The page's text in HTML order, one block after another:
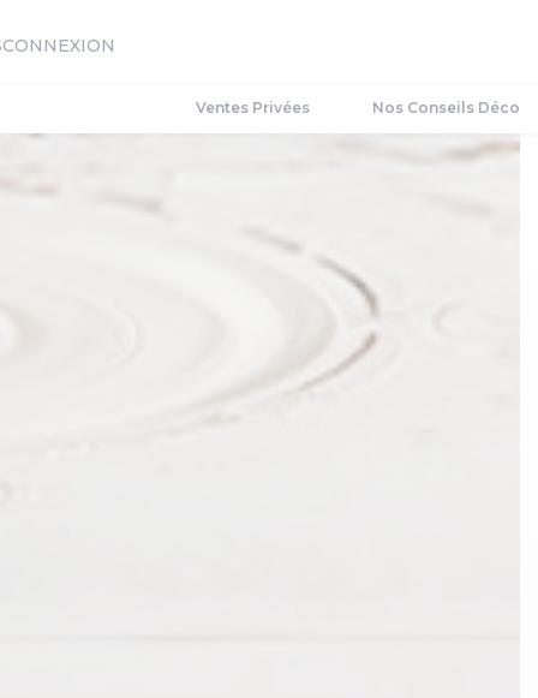
CONNEXION
Ventes Privées Nos Conseils Déco